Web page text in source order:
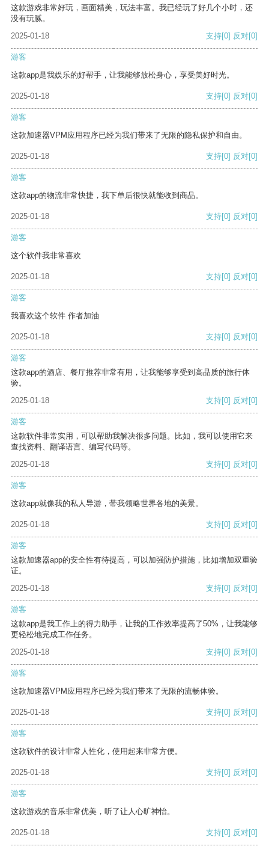
这款游戏非常好玩，画面精美，玩法丰富。我已经玩了好几个小时，还
没有玩腻。
2025-01-18
支持[0] 反对[0]
游客
这款app是我娱乐的好帮手，让我能够放松身心，享受美好时光。
2025-01-18 支持[0] 反对[0]
游客
这款加速器VPM应用程序已经为我们带来了无限的隐私保护和自由。
2025-01-18 支持[0] 反对[0]
游客
这款app的物流非常快捷，我下单后很快就能收到商品。
2025-01-18 支持[0] 反对[0]
游客
这个软件我非常喜欢
2025-01-18 支持[0] 反对[0]
游客
我喜欢这个软件 作者加油
2025-01-18 支持[0] 反对[0]
游客
这款app的酒店、餐厅推荐非常有用，让我能够享受到高品质的旅行体
验。
2025-01-18
支持[0] 反对[0]
游客
这款软件非常实用，可以帮助我解决很多问题。比如，我可以使用它来
查找资料、翻译语言、编写代码等。
2025-01-18
支持[0] 反对[0]
游客
这款app就像我的私人导游，带我领略世界各地的美景。
2025-01-18 支持[0] 反对[0]
游客
这款加速器app的安全性有待提高，可以加强防护措施，比如增加双重验
证。
2025-01-18
支持[0] 反对[0]
游客
这款app是我工作上的得力助手，让我的工作效率提高了50%，让我能够
更轻松地完成工作任务。
2025-01-18
支持[0] 反对[0]
游客
这款加速器VPM应用程序已经为我们带来了无限的流畅体验。
2025-01-18 支持[0] 反对[0]
游客
这款软件的设计非常人性化，使用起来非常方便。
2025-01-18 支持[0] 反对[0]
游客
这款游戏的音乐非常优美，听了让人心旷神怡。
2025-01-18 支持[0] 反对[0]